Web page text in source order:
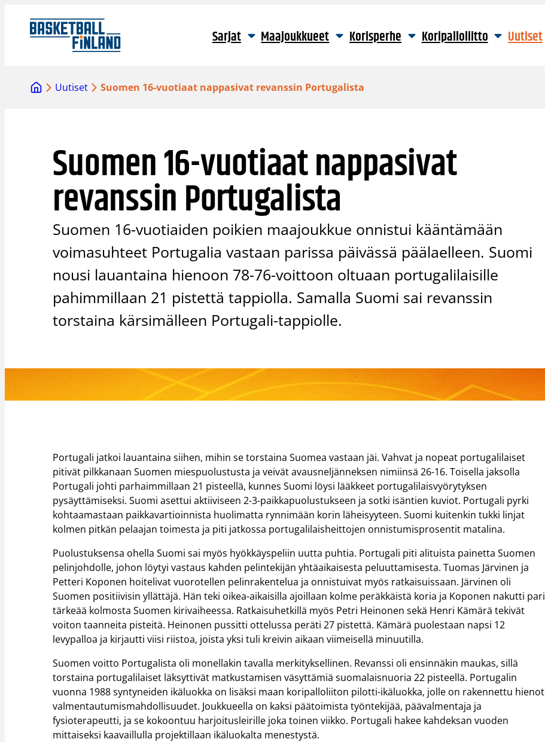
sisältöön
Sarjat Maajoukkueet Korisperhe Koripalloliitto Uutiset
Uutiset Suomen 16-vuotiaat nappasivat revanssin Portugalista
Suomen 16-vuotiaat nappasivat
revanssin Portugalista
Suomen 16-vuotiaiden poikien maajoukkue onnistui kääntämään
voimasuhteet Portugalia vastaan parissa päivässä päälaelleen. Suomi
nousi lauantaina hienoon 78-76-voittoon oltuaan portugalilaisille
pahimmillaan 21 pistettä tappiolla. Samalla Suomi sai revanssin
torstaina kärsimälleen Portugali-tappiolle.
Portugali jatkoi lauantaina siihen, mihin se torstaina Suomea vastaan jäi. Vahvat ja nopeat portugalilaiset
pitivät pilkkanaan Suomen miespuolustusta ja veivät avausneljänneksen nimiinsä 26-16. Toisella jaksolla
Portugali johti parhaimmillaan 21 pisteellä, kunnes Suomi löysi lääkkeet portugalilaisvyörytyksen
pysäyttämiseksi. Suomi asettui aktiiviseen 2-3-paikkapuolustukseen ja sotki isäntien kuviot. Portugali pyrki
kohtaamastaan paikkavartioinnista huolimatta rynnimään korin läheisyyteen. Suomi kuitenkin tukki linjat
kolmen pitkän pelaajan toimesta ja piti jatkossa portugalilaisheittojen onnistumisprosentit matalina.
Puolustuksensa ohella Suomi sai myös hyökkäyspeliin uutta puhtia. Portugali piti alituista painetta Suomen
pelinjohdolle, johon löytyi vastaus kahden pelintekijän yhtäaikaisesta peluuttamisesta. Tuomas Järvinen ja
Petteri Koponen hoitelivat vuorotellen pelinrakentelua ja onnistuivat myös ratkaisuissaan. Järvinen oli
Suomen positiivisin yllättäjä. Hän teki oikea-aikaisilla ajoillaan kolme peräkkäistä koria ja Koponen nakutti pari
tärkeää kolmosta Suomen kirivaiheessa. Ratkaisuhetkillä myös Petri Heinonen sekä Henri Kämärä tekivät
voiton taanneita pisteitä. Heinonen pussitti ottelussa peräti 27 pistettä. Kämärä puolestaan napsi 12
levypalloa ja kirjautti viisi riistoa, joista yksi tuli kreivin aikaan viimeisellä minuutilla.
Suomen voitto Portugalista oli monellakin tavalla merkityksellinen. Revanssi oli ensinnäkin maukas, sillä
torstaina portugalilaiset läksyttivät matkustamisen väsyttämiä suomalaisnuoria 22 pisteellä. Portugalin
vuonna 1988 syntyneiden ikäluokka on lisäksi maan koripalloliiton pilotti-ikäluokka, jolle on rakennettu hienot
valmentautumismahdollisuudet. Joukkueella on kaksi päätoimista työntekijää, päävalmentaja ja
fysioterapeutti, ja se kokoontuu harjoitusleirille joka toinen viikko. Portugali hakee kahdeksan vuoden
mittaiseksi kaavaillulla projektillaan ikäluokalta menestystä.